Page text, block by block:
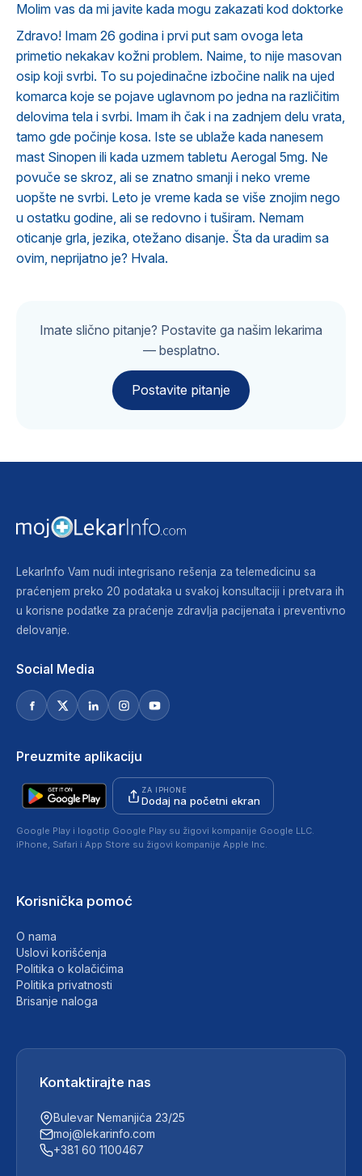
Molim vas da mi javite kada mogu zakazati kod doktorke
Zdravo! Imam 26 godina i prvi put sam ovoga leta
primetio nekakav kožni problem. Naime, to nije masovan
osip koji svrbi. To su pojedinačne izbočine nalik na ujed
komarca koje se pojave uglavnom po jedna na različitim
delovima tela i svrbi. Imam ih čak i na zadnjem delu vrata,
tamo gde počinje kosa. Iste se ublaže kada nanesem
mast Sinopen ili kada uzmem tabletu Aerogal 5mg. Ne
povuče se skroz, ali se znatno smanji i neko vreme
uopšte ne svrbi. Leto je vreme kada se više znojim nego
u ostatku godine, ali se redovno i tuširam. Nemam
oticanje grla, jezika, otežano disanje. Šta da uradim sa
ovim, neprijatno je? Hvala.
Imate slično pitanje? Postavite ga našim lekarima
— besplatno.
Postavite pitanje
LekarInfo Vam nudi integrisano rešenja za telemedicinu sa
praćenjem preko 20 podataka u svakoj konsultaciji i pretvara ih
u korisne podatke za praćenje zdravlja pacijenata i preventivno
delovanje.
Social Media
Preuzmite aplikaciju
ZA IPHONE
Dodaj na početni ekran
Google Play i logotip Google Play su žigovi kompanije Google LLC.
iPhone, Safari i App Store su žigovi kompanije Apple Inc.
Korisnička pomoć
O nama
Uslovi korišćenja
Politika o kolačićima
Politika privatnosti
Brisanje naloga
Kontaktirajte nas
Bulevar Nemanjića 23/25
moj@lekarinfo.com
+381 60 1100467